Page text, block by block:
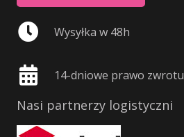
Wysyłka w 48h
14-dniowe prawo zwrotu
Nasi partnerzy logistyczni